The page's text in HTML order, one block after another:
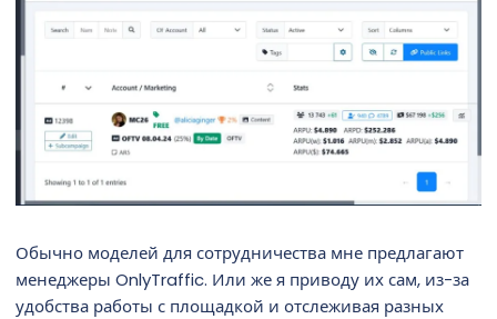
Обычно моделей для сотрудничества мне предлагают
менеджеры OnlyTraffic. Или же я приводу их сам, из-за
удобства работы с площадкой и отслеживая разных